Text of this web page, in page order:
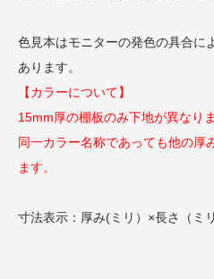
色見本はモニターの発色の具合に
あります。
【カラーについて】
15mm厚の棚板のみ下地が異なり
同一カラー名称であっても他の厚
ます。
寸法表示：厚み(ミリ）×長さ（ミ